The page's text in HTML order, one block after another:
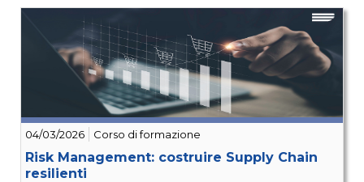
04/03/2026 Corso di formazione
Risk Management: costruire Supply Chain
resilienti